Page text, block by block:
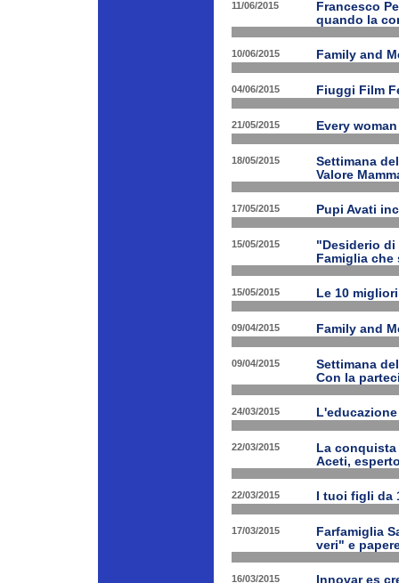
11/06/2015
Francesco
quando la
10/06/2015 Family and
04/06/2015 Fiuggi Film
21/05/2015 Every
18/05/2015
Settimana
Valore
17/05/2015 Pupi Avati
15/05/2015
"Desiderio di
Famiglia che
15/05/2015 Le 10
09/04/2015 Family and
09/04/2015
Settimana
Con la
24/03/2015
22/03/2015
La
Aceti,
22/03/2015 I tuoi figli da
17/03/2015
Farfamiglia
veri" e
16/03/2015
Innovar es